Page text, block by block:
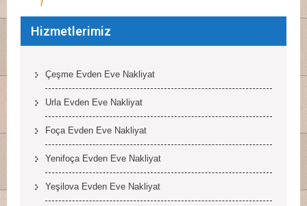
Hizmetlerimiz
Çeşme Evden Eve Nakliyat
Urla Evden Eve Nakliyat
Foça Evden Eve Nakliyat
Yenifoça Evden Eve Nakliyat
Yeşilova Evden Eve Nakliyat